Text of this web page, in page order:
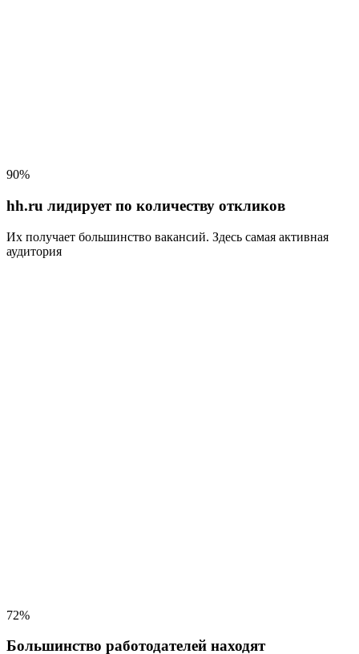
90%
hh.ru лидирует по количеству откликов
Их получает большинство вакансий. Здесь самая активная
аудитория
72%
Большинство работодателей находят